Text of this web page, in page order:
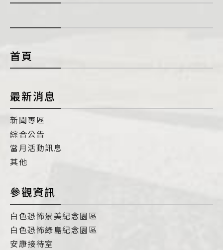
首頁
最新消息
新聞專區
綜合公告
當月活動訊息
其他
參觀資訊
白色恐怖景美紀念園區
白色恐怖綠島紀念園區
安康接待室